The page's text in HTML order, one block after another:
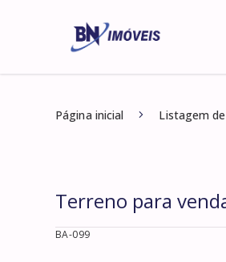
Página inicial Listagem
Terreno para
BA-099